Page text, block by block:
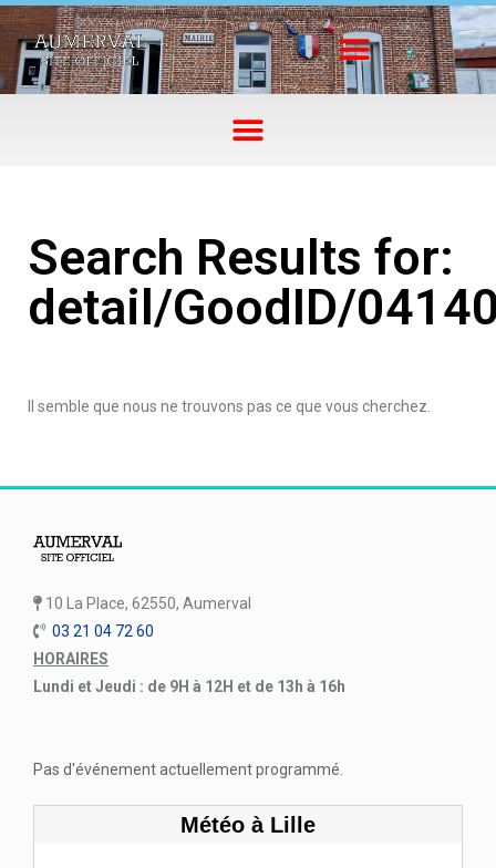
Search Results for:
detail/GoodID/
Il semble que nous ne trouvons pas ce que vous cherchez.
10 La Place, 62550, Aumerval
03 21 04 72 60
HORAIRES
Lundi et Jeudi : de 9H à 12H et de 13h à 16h
Pas d'événement actuellement programmé.
Météo à Lille